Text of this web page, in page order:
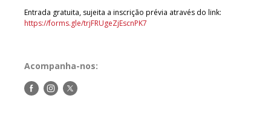
Entrada gratuita, sujeita a inscrição prévia através do link:
https://forms.gle/trjFRUgeZjEscnPK7
Acompanha-nos:
Siga-Siga-Siga-